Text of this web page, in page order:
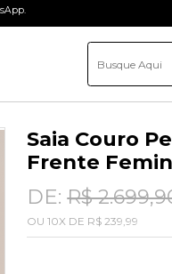
Saia Couro
Frente
DE:R$
OU10X DE R$ 239,99